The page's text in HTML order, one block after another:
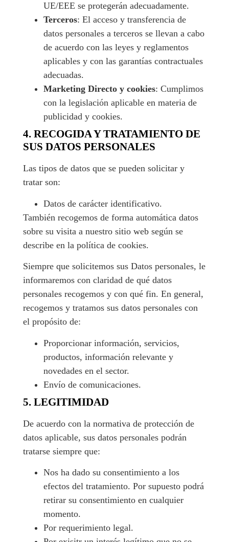
UE/EEE se protegerán adecuadamente.
Terceros: El acceso y transferencia de
datos personales a terceros se llevan a cabo
de acuerdo con las leyes y reglamentos
aplicables y con las garantías contractuales
adecuadas.
Marketing Directo y cookies: Cumplimos
con la legislación aplicable en materia de
publicidad y cookies.
4. RECOGIDA Y TRATAMIENTO DE
SUS DATOS PERSONALES
Las tipos de datos que se pueden solicitar y
tratar son:
Datos de carácter identificativo.
También recogemos de forma automática datos
sobre su visita a nuestro sitio web según se
describe en la política de cookies.
Siempre que solicitemos sus Datos personales, le
informaremos con claridad de qué datos
personales recogemos y con qué fin. En general,
recogemos y tratamos sus datos personales con
el propósito de:
Proporcionar información, servicios,
productos, información relevante y
novedades en el sector.
Envío de comunicaciones.
5. LEGITIMIDAD
De acuerdo con la normativa de protección de
datos aplicable, sus datos personales podrán
tratarse siempre que:
Nos ha dado su consentimiento a los
efectos del tratamiento. Por supuesto podrá
retirar su consentimiento en cualquier
momento.
Por requerimiento legal.